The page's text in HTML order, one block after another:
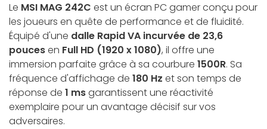
Le MSI MAG 242C est un écran PC gamer conçu pour
les joueurs en quête de performance et de fluidité.
Équipé d'une dalle Rapid VA incurvée de 23,6
poucesen Full HD (1920 x 1080), il offre une
immersion parfaite grâce à sa courbure 1500R. Sa
fréquence d'affichage de 180 Hz et son temps de
réponse de 1 msgarantissent une réactivité
exemplaire pour un avantage décisif sur vos
adversaires.